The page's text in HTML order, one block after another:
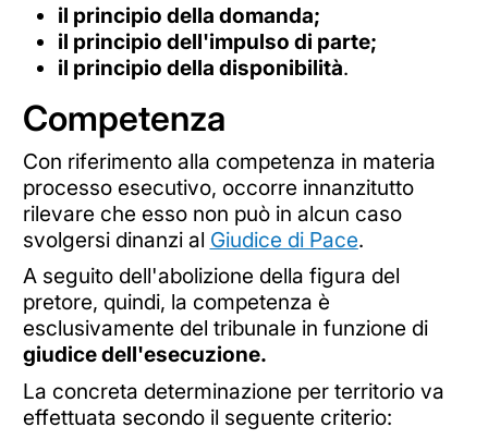
il principio della domanda;
il principio dell'impulso di parte;
il principio della disponibilità.
Competenza
Con riferimento alla competenza in materia
processo esecutivo, occorre innanzitutto
rilevare che esso non può in alcun caso
svolgersi dinanzi al Giudice di Pace.
A seguito dell'abolizione della figura del
pretore, quindi, la competenza è
esclusivamente del tribunale in funzione di
giudice dell'esecuzione.
La concreta determinazione per territorio va
effettuata secondo il seguente criterio: